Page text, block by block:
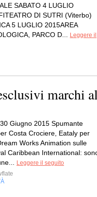
SABATO 4 LUGLIO
DI SUTRI (Viterbo)
5 LUGLIO 2015AREA
PARCO D...
Leggere il
marchi
Giugno 2015 Spumante
Costa Crociere, Eataly per
Works Animation sulle
Caribbean International:
Leggere il seguito